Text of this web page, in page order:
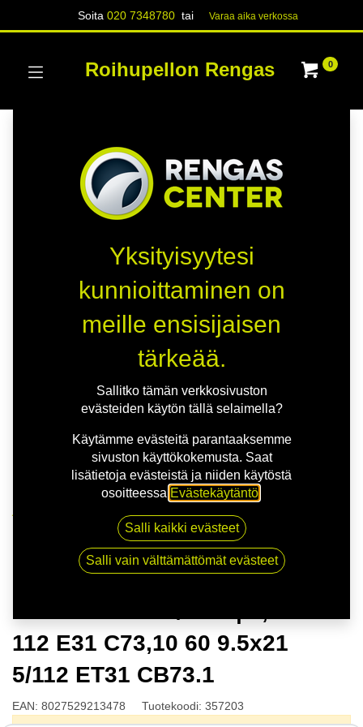
Soita020 7348780 tai Varaa aika verk​​​​ossa
Roihupellon Rengas 0
MSW 51 G.BLK/POL | 9,5X21 5-112 E31 C73,10 60
9.5x21 5/112 ET31 CB73.1
112 E31 C73,10 60 9.5x21
5/112 ET31 CB73.1
EAN: 8027529213478 Tuotekoodi: 357203
Yksityisyytesi
kunnioittaminen on
meille ensisijaisen
tärkeää.
Sallitko tämän verkkosivuston
evästeiden käytön tällä selaimella?
Käytämme evästeitä parantaaksemme
sivuston käyttökokemusta. Saat
lisätietoja evästeistä ja niiden käytöstä
osoitteessa Evästekäytäntö
Salli kaikki evästeet
Salli vain välttämättömät evästeet